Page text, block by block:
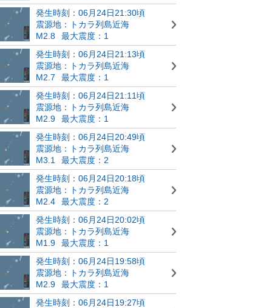
発生時刻：06月24日21:30頃
震源地：トカラ列島近海
M2.8
最大震度：1
発生時刻：06月24日21:13頃
震源地：トカラ列島近海
M2.7
最大震度：1
発生時刻：06月24日21:11頃
震源地：トカラ列島近海
M2.9
最大震度：1
発生時刻：06月24日20:49頃
震源地：トカラ列島近海
M3.1
最大震度：2
発生時刻：06月24日20:18頃
震源地：トカラ列島近海
M2.4
最大震度：2
発生時刻：06月24日20:02頃
震源地：トカラ列島近海
M1.9
最大震度：1
発生時刻：06月24日19:58頃
震源地：トカラ列島近海
M2.9
最大震度：1
発生時刻：06月24日19:27頃